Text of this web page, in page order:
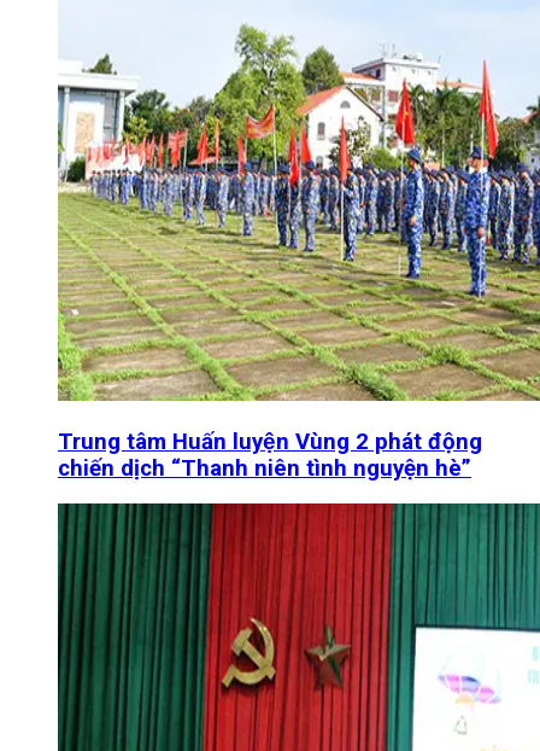
Trung tâm Huấn luyện Vùng 2 phát động
chiến dịch “Thanh niên tình nguyện hè”